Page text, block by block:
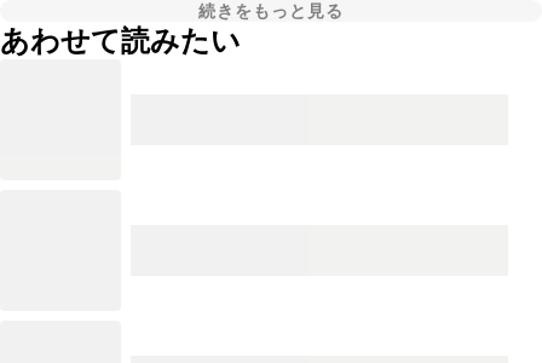
続きをもっと見る
あわせて読みたい